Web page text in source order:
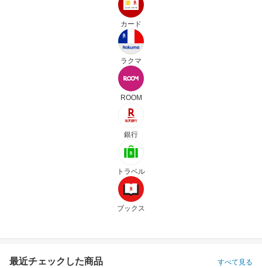
カード
ラクマ
ROOM
銀行
トラベル
ブックス
最近チェックした商品 すべて見る